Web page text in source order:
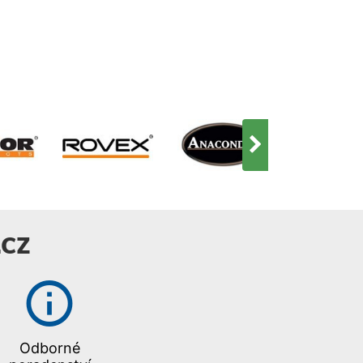
podrážkou. Poutka na fixaci
brodícího pásu zajistí, že tyto
dejcháče zůstanou na svém
něj Upravitelné kšandy 3 D-
kroužky na zavěšení
Odborné